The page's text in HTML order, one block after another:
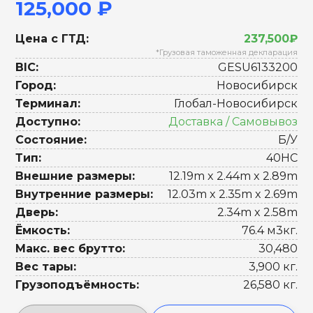
125,000 ₽
Цена с ГТД: 237,500₽
*Грузовая таможенная декларация
BIC:
GESU6133200
Город:
Новосибирск
Терминал:
Глобал-Новосибирск
Доступно:
Доставка / Самовывоз
Состояние:
Б/У
Тип:
40HC
Внешние размеры:
12.19m x 2.44m x 2.89m
Внутренние размеры:
12.03m x 2.35m x 2.69m
Дверь:
2.34m x 2.58m
Ёмкость:
76.4 м3кг.
Макс. вес брутто:
30,480
Вес тары:
3,900 кг.
Грузоподъёмность:
26,580 кг.